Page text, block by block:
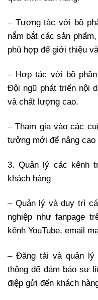
– Tương tác với bộ
nắm bắt các sản
phù hợp để giới thiệu
– Hợp tác với bộ
Đội ngũ phát triển nội
và chất lượng cao.
– Tham gia vào các
tưởng mới để nâng cao
3. Quản lý các kênh
khách hàng
– Quản lý và duy trì
nghiệp như fanpage
kênh YouTube, email
– Đăng tải và quản lý
thông để đảm bảo sự
điệp gửi đến khách